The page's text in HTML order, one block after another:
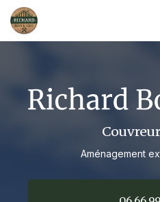
Aller
au
contenu
Aménagement